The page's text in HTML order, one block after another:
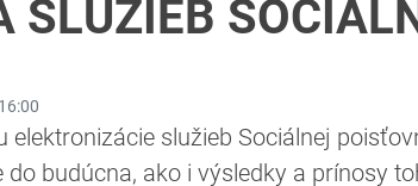
SLUŽIEB
elektronizácie služieb Sociálnej
budúcna, ako i výsledky a prínosy